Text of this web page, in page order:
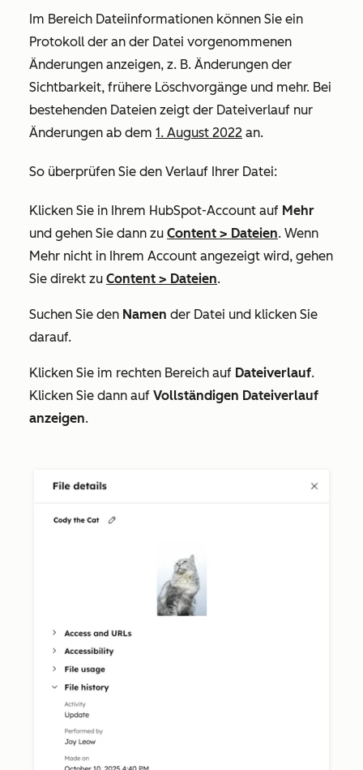
Im Bereich Dateiinformationen können Sie ein
Protokoll der an der Datei vorgenommenen
Änderungen anzeigen, z. B. Änderungen der
Sichtbarkeit, frühere Löschvorgänge und mehr. Bei
bestehenden Dateien zeigt der Dateiverlauf nur
Änderungen ab dem 1. August 2022 an.
So überprüfen Sie den Verlauf Ihrer Datei:
Klicken Sie in Ihrem HubSpot-Account auf Mehr
und gehen Sie dann zu Content > Dateien. Wenn
Mehr nicht in Ihrem Account angezeigt wird, gehen
Sie direkt zu Content > Dateien.
Suchen Sie den Namen der Datei und klicken Sie
darauf.
Klicken Sie im rechten Bereich auf Dateiverlauf.
Klicken Sie dann auf Vollständigen Dateiverlauf
anzeigen.